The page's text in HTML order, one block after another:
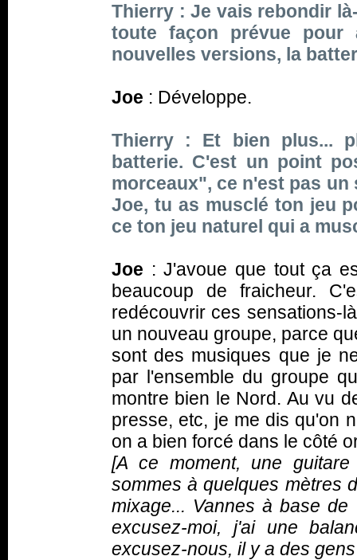
Thierry : Je vais rebondir
toute façon prévue pour
nouvelles versions, la
Joe : Développe.
Thierry : Et bien plus...
batterie. C'est un point
morceaux", ce n'est pas
Joe, tu as musclé ton jeu
ce ton jeu naturel qui a
Joe : J'avoue que tout ça
beaucoup de fraicheur.
redécouvrir ces sensations-
un nouveau groupe, parce
sont des musiques que je
par l'ensemble du groupe
montre bien le Nord. Au vu
presse, etc, je me dis qu'on
on a bien forcé dans le côté
[A ce moment, une
sommes à quelques mètres
mixage... Vannes à base
excusez-moi, j'ai une
excusez-nous, il y a des